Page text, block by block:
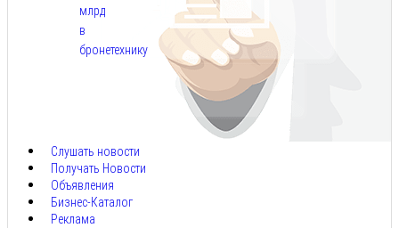
млрд
в
бронетехнику
Слушать новости
Получать Новости
Объявления
Бизнес-Каталог
Реклама